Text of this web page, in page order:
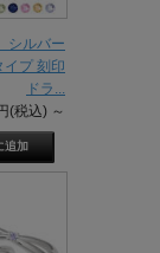
シルバー
イプ 刻印
ドラ...
(税込) ～